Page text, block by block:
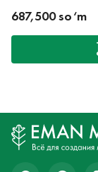
687,500 so‘m